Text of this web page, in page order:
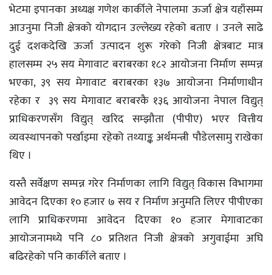
भेटमा इपानका अध्यक्ष गणेश कार्कीले नेपालमा ऊर्जा क्षेत्र यहाँसम्म
आउनुमा निजी क्षेत्रको योगदान उल्लेख्य रहेको बताए । उनले साढे
दुई दशकदेखि ऊर्जा उत्पादन शुरू गरेको निजी क्षेत्रबाट मात्र
हालसम्म २५ सय मेगावाट बराबरका १८२ आयोजना निर्माण सम्पन्न
भएका, ३९ सय मेगावाट बराबरका १३७ आयोजना निर्माणाधीन
रहेका र ३९ सय मेगावाट बराबरकै १३६ आयोजना नेपाल विद्युत्
प्राधिकरणसँग विद्युत् खरिद सम्झौता (पीपीए) भएर वित्तीय
व्यवस्थापनको पर्खाइमा रहेको तथ्याङ्क अर्थमन्त्री पौडेलसामु राखेका
थिए ।
यस्तै सर्वेक्षण सम्पन्न गरेर निर्माणका लागि विद्युत् विकास विभागमा
आवेदन दिएका १० हजार ७ सय र निर्माण अनुमति लिएर पीपीएका
लागि प्राधिकरणमा आवेदन दिएका १० हजार मेगावाटका
आयोजनामध्ये पनि ८० प्रतिशत निजी क्षेत्रको अगुवाईमा अघि
बढिरहेको पनि कार्कीले बताए ।